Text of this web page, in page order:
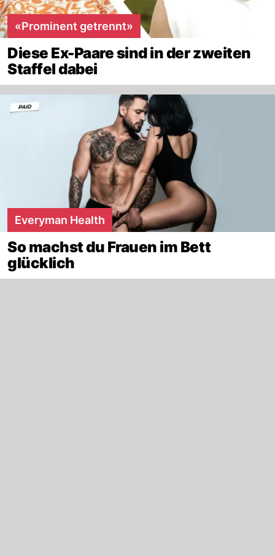
«Prominent getrennt»
Diese Ex-Paare sind in der zweiten
Staffel dabei
Everyman Health
So machst du Frauen im Bett
glücklich